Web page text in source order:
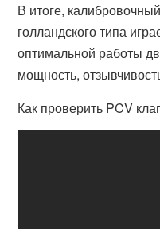
В итоге,
голландского типа
оптимальной работы
мощность,
Как проверить PCV